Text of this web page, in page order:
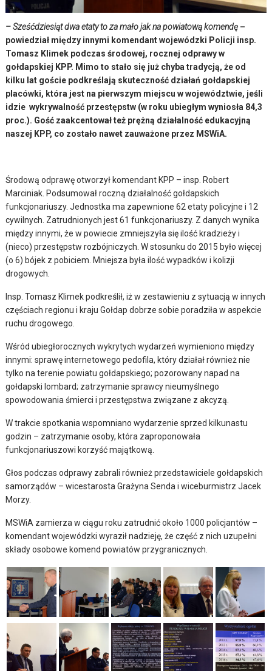
– Sześćdziesiąt dwa etaty to za mało jak na powiatową komendę –
powiedział między innymi komendant wojewódzki Policji insp.
Tomasz Klimek podczas środowej, rocznej odprawy w
gołdapskiej KPP. Mimo to stało się już chyba tradycją, że od
kilku lat goście podkreślają skuteczność działań gołdapskiej
placówki, która jest na pierwszym miejscu w województwie, jeśli
idzie wykrywalność przestępstw (w roku ubiegłym wyniosła 84,3
proc.). Gość zaakcentował też prężną działalność edukacyjną
naszej KPP, co zostało nawet zauważone przez MSWiA.
Środową odprawę otworzył komendant KPP – insp. Robert
Marciniak. Podsumował roczną działalność gołdapskich
funkcjonariuszy. Jednostka ma zapewnione 62 etaty policyjne i 12
cywilnych. Zatrudnionych jest 61 funkcjonariuszy. Z danych wynika
między innymi, że w powiecie zmniejszyła się ilość kradzieży i
(nieco) przestępstw rozbójniczych. W stosunku do 2015 było więcej
(o 6) bójek z pobiciem. Mniejsza była ilość wypadków i kolizji
drogowych.
Insp. Tomasz Klimek podkreślił, iż w zestawieniu z sytuacją w innych
częściach regionu i kraju Gołdap dobrze sobie poradziła w aspekcie
ruchu drogowego.
Wśród ubiegłorocznych wykrytych wydarzeń wymieniono między
innymi: sprawę internetowego pedofila, który działał również nie
tylko na terenie powiatu gołdapskiego; pozorowany napad na
gołdapski lombard; zatrzymanie sprawcy nieumyślnego
spowodowania śmierci i przestępstwa związane z akcyzą.
W trakcie spotkania wspomniano wydarzenie sprzed kilkunastu
godzin – zatrzymanie osoby, która zaproponowała
funkcjonariuszowi korzyść majątkową.
Głos podczas odprawy zabrali również przedstawiciele gołdapskich
samorządów – wicestarosta Grażyna Senda i wiceburmistrz Jacek
Morzy.
MSWiA zamierza w ciągu roku zatrudnić około 1000 policjantów –
komendant wojewódzki wyraził nadzieję, że część z nich uzupełni
składy osobowe komend powiatów przygranicznych.